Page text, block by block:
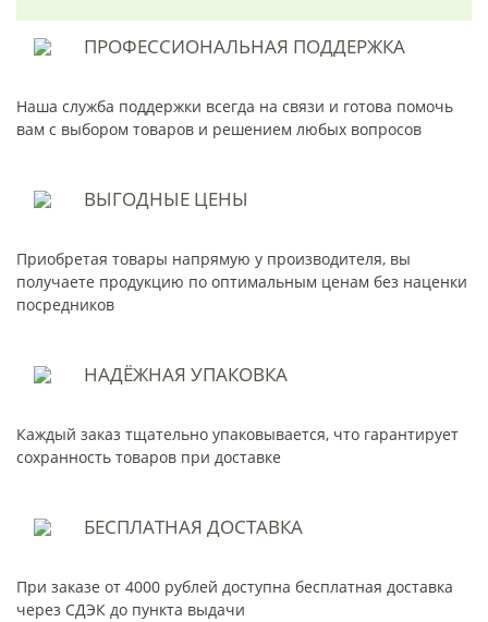
ПРОФЕССИОНАЛЬНАЯ ПОДДЕРЖКА
Наша служба поддержки всегда на связи и готова помочь
вам с выбором товаров и решением любых вопросов
ВЫГОДНЫЕ ЦЕНЫ
Приобретая товары напрямую у производителя, вы
получаете продукцию по оптимальным ценам без наценки
посредников
НАДЁЖНАЯ УПАКОВКА
Каждый заказ тщательно упаковывается, что гарантирует
сохранность товаров при доставке
БЕСПЛАТНАЯ ДОСТАВКА
При заказе от 4000 рублей доступна бесплатная доставка
через СДЭК до пункта выдачи